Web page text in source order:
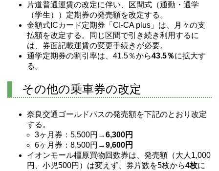
片道普通運賃の改定に伴い、区間式（通勤・通学
（学生））定期券の発売額を改定する。
金額式ICカード定期券「CI-CA plus」は、月々の支
払額を改定する。同じ区間で引き続き利用するに
は、券面記載運賃の変更手続きが必要。
通学定期券の割引率は、41.5％から43.5％に拡大す
る。
その他の乗車券の改定
奈良交通ゴールドパスの発売額を下記のとおり改定
する。
3ヶ月券：5,500円→6,300円
6ヶ月券：8,500円→9,600円
イオンモール橿原買物回数券は、発売額（大人1,000
円、小児500円）は変えず、券片数を5枚から4枚に